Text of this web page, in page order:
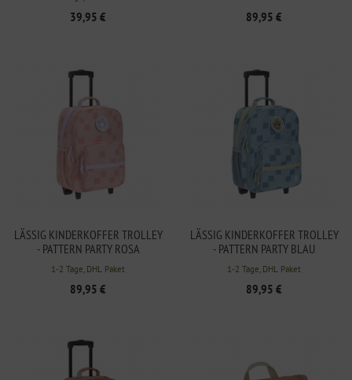
39,95 € 89,95 €
LÄSSIG KINDERKOFFER TROLLEY
- PATTERN PARTY ROSA
1-2 Tage, DHL Paket
89,95 €
LÄSSIG KINDERKOFFER TROLLEY
- PATTERN PARTY BLAU
1-2 Tage, DHL Paket
89,95 €